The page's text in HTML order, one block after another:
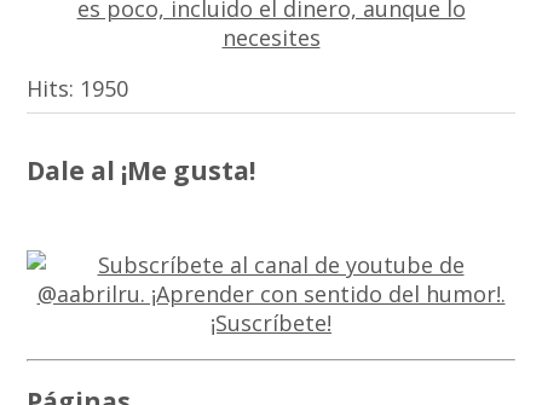
Hits: 1950
Dale al ¡Me gusta!